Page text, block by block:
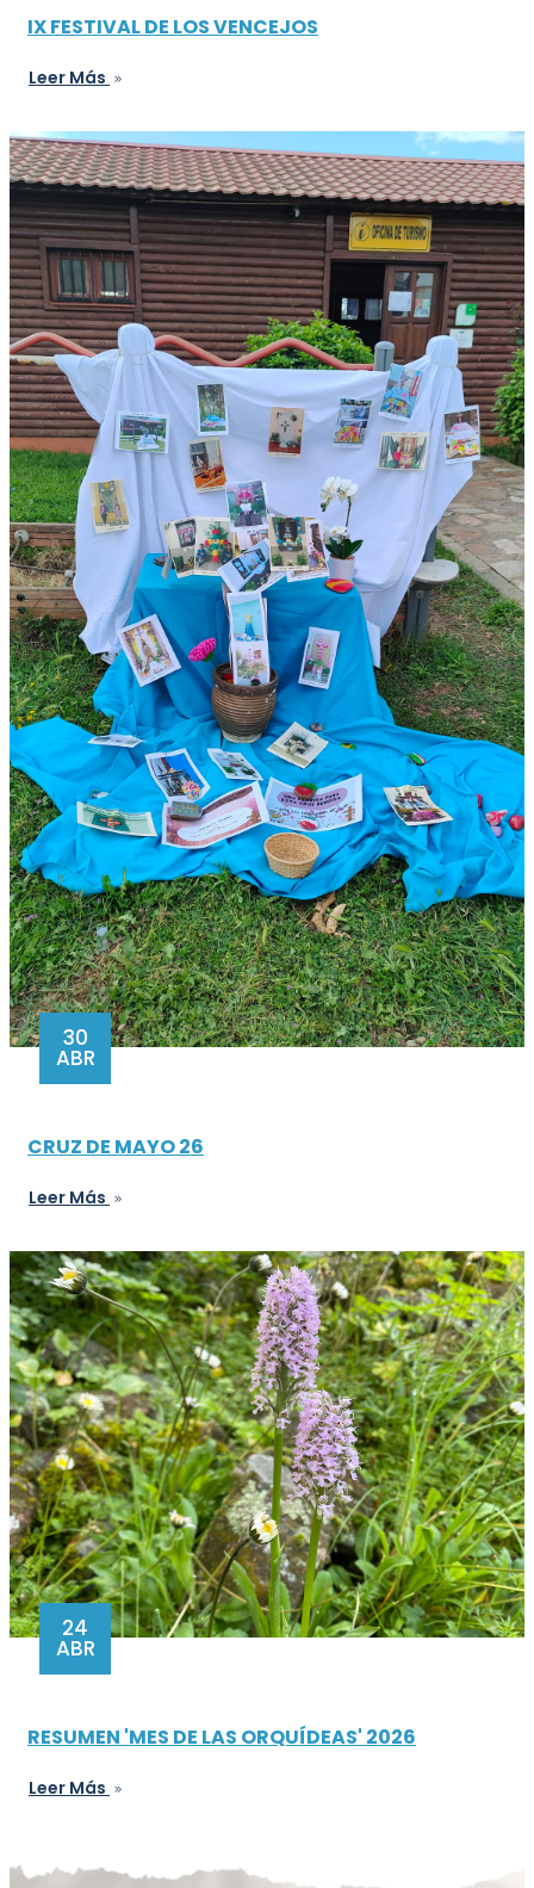
IX FESTIVAL DE LOS VENCEJOS
Leer Más
30
ABR
CRUZ DE MAYO 26
Leer Más
24
ABR
RESUMEN 'MES DE LAS ORQUÍDEAS' 2026
Leer Más